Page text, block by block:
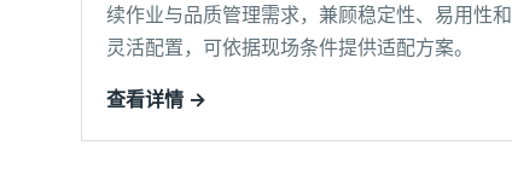
续作业与品质管理需求，兼顾稳定性、易用性和
灵活配置，可依据现场条件提供适配方案。
查看详情 →